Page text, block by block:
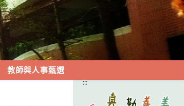
教師與人事甄選
:::